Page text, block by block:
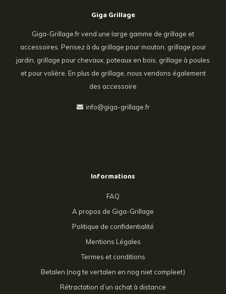
Giga Grillage
Giga-Grillage.fr vend une large gamme de grillage et
accessoires. Pensez à du grillage pour mouton, grillage pour
jardin, grillage pour chevaux, poteaux en bois, grillage à poules
et pour volière. En plus de grillage, nous vendons également
des accessoire
info@giga-grillage.fr
Informations
FAQ
A propos de Giga-Grillage
Politique de confidentialité
Mentions Légales
Termes et conditions
Betalen (nog te vertalen en nog niet compleet)
Rétractation d’un achat à distance